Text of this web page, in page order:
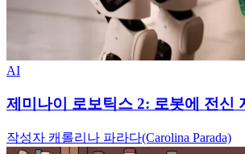
AI
제미나이 로보틱스 2: 로봇에 전신
작성자 캐롤리나 파라다(Carolina Parada)